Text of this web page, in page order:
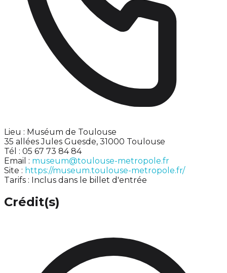
Lieu : Muséum de Toulouse
35 allées Jules Guesde, 31000 Toulouse
Tél : 05 67 73 84 84
Email : museum@toulouse-metropole.fr
Site : https://museum.toulouse-metropole.fr/
Tarifs : Inclus dans le billet d'entrée
Crédit(s)